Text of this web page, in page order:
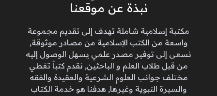
نبذة عن موقعنا
مكتبة إسلامية شاملة تهدف إلى تقديم مجموعة
واسعة من الكتب الإسلامية من مصادر موثوقة,
نسعى إلى توفير مصدر علمي يسهل الوصول إليه
من قبل طلاب العلم و الباحثين, نقدم كتباً تغطي
مختلف جوانب العلوم الشرعية والعقيدة والفقه
والسيرة النبوية وغيرها, هدفنا هو خدمة الكتاب